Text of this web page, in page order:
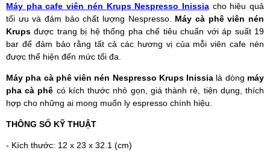
Máy pha cafe viên nén Krups Nespresso Inissiacho hiệu quả
tối ưu và đảm bảo chất lượng Nespresso. Máy cà phê viên nén
Krups được trang bị hệ thống pha chế tiêu chuẩn với áp suất 19
bar để đảm bảo rằng tất cả các hương vị của mỗi viên cafe nén
được thể hiện đến mức tối đa.
Máy pha cà phê viên nén Nespresso Krups Inissia là dòng máy
pha cà phê có kích thước nhỏ gọn, giá thành rẻ, tiện dụng, thích
hợp cho những ai mong muốn ly espresso chính hiệu.
THÔNG SỐ KỸ THUẬT
- Kích thước: 12 x 23 x 32.1 (cm)